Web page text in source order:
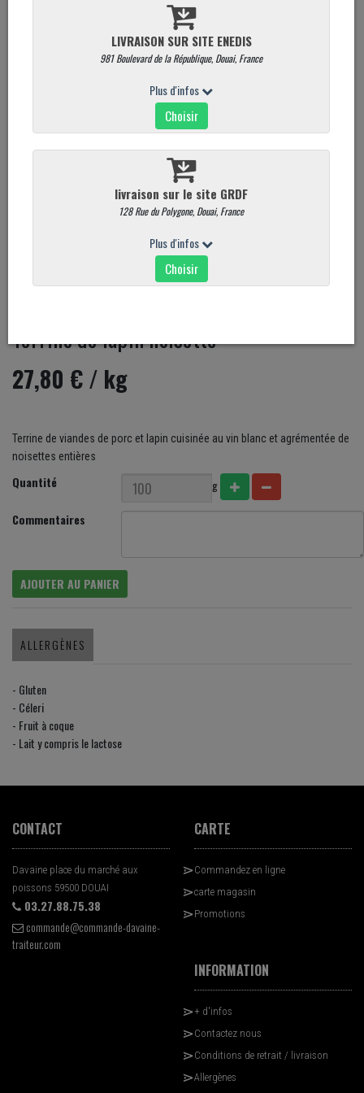
Terrine de lapin noisette
27,80 €/ kg
Terrine de viandes de porc et lapin cuisinée au vin blanc et agrémentée de
noisettes entières
Quantité g
Commentaires
AJOUTER AU PANIER
ALLERGÈNES
- Gluten
- Céleri
- Fruit à coque
- Lait y compris le lactose
CONTACT
Davaine place du marché aux
poissons 59500 DOUAI
03.27.88.75.38
commande@commande-davaine-
traiteur.com
CARTE
Commandez en ligne
carte magasin
Promotions
INFORMATION
+ d'infos
Contactez nous
Conditions de retrait / livraison
Allergènes